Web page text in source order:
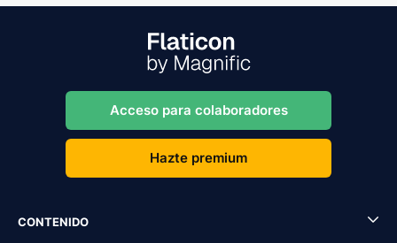
Acceso para colaboradores
Hazte premium
CONTENIDO